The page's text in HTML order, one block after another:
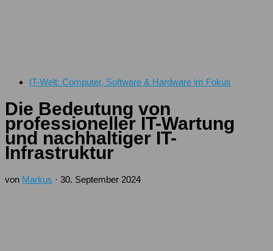
IT-Welt: Computer, Software & Hardware im Fokus
Die Bedeutung von
professioneller IT-Wartung
und nachhaltiger IT-
Infrastruktur
von Markus · 30. September 2024